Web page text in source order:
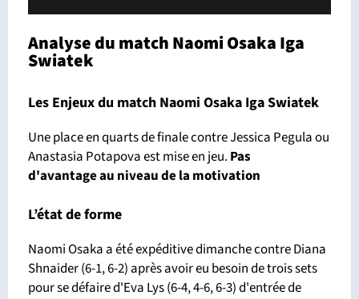
Analyse du match Naomi Osaka Iga
Swiatek
Les Enjeux du match Naomi Osaka Iga Swiatek
Une place en quarts de finale contre Jessica Pegula ou
Anastasia Potapova est mise en jeu. Pas
d'avantageau niveau de la motivation
L’état de forme
Naomi Osaka a été expéditive dimanche contre Diana
Shnaider (6-1, 6-2) après avoir eu besoin de trois sets
pour se défaire d'Eva Lys (6-4, 4-6, 6-3) d'entrée de